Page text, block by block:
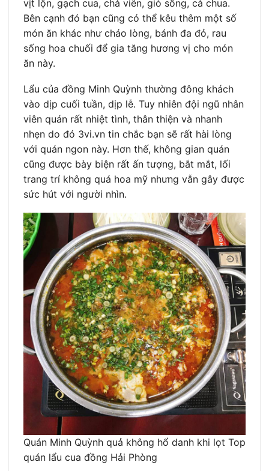
vịt lộn, gạch cua, chả viên, giò sống, cà chua.
Bên cạnh đó bạn cũng có thể kêu thêm một số
món ăn khác như cháo lòng, bánh đa đỏ, rau
sống hoa chuối để gia tăng hương vị cho món
ăn này.
Lẩu của đồng Minh Quỳnh thường đông khách
vào dịp cuối tuần, dịp lễ. Tuy nhiên đội ngũ nhân
viên quán rất nhiệt tình, thân thiện và nhanh
nhẹn do đó 3vi.vn tin chắc bạn sẽ rất hài lòng
với quán ngon này. Hơn thế, không gian quán
cũng được bày biện rất ấn tượng, bắt mắt, lối
trang trí không quá hoa mỹ nhưng vẫn gây được
sức hút với người nhìn.
Quán Minh Quỳnh quả không hổ danh khi lọt Top
quán lẩu cua đồng Hải Phòng